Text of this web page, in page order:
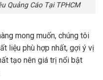
Quảng Cáo Tại TPHCM
mong muốn, chúng tôi
liệu phù hợp nhất, gợi ý vị
tạo nên giá trị nổi bật